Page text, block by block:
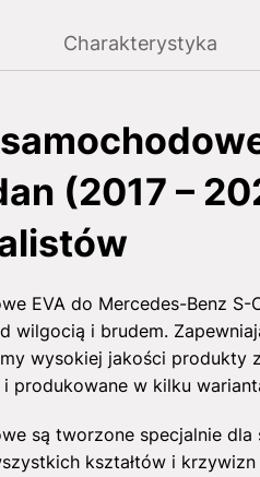
Charakterystyka
(2017 –
EVA do Mercedes-Benz
wilgocią i brudem.
wysokiej jakości produkty
produkowane w kilku
są tworzone specjalnie
kształtów i